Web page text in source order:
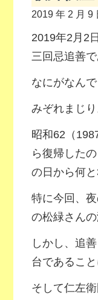
2019 年 2 月 9
2019年2月2
三回忌追善で
なにがなんで
みぞれまじ
昭和62（
ら復帰した
の日から何
特に今回、
の松緑さん
しかし、追
台であること
そして仁左